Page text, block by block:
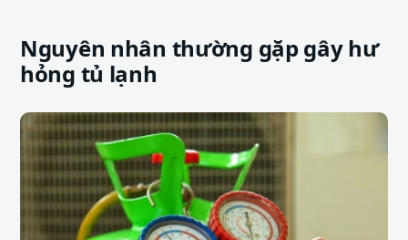
Nguyên nhân thường gặp gây hư
hỏng tủ lạnh